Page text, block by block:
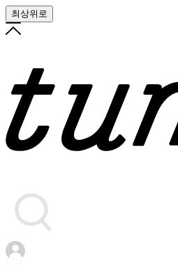
최상위로